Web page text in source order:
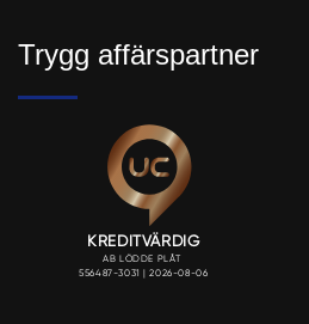
Trygg affärspartner